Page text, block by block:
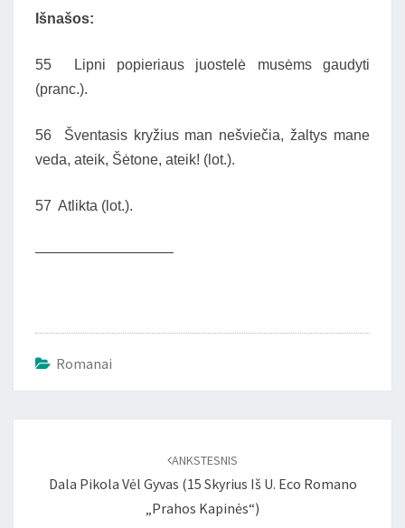
Išnašos:
55 Lipni popieriaus juostelė musėms gaudyti
(pranc.).
56 Šventasis kryžius man nešviečia, žaltys mane
veda, ateik, Šėtone, ateik! (lot.).
57 Atlikta (lot.).
—————————–
Romanai
ANKSTESNIS
Dala Pikola Vėl Gyvas (15 Skyrius Iš U. Eco Romano
„Prahos Kapinės“)